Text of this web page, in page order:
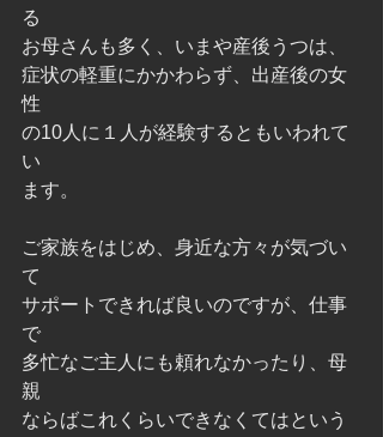
る
お母さんも多く、いまや産後うつは、
症状の軽重にかかわらず、出産後の女
性
の10人に１人が経験するともいわれて
い
ます。
ご家族をはじめ、身近な方々が気づい
て
サポートできれば良いのですが、仕事
で
多忙なご主人にも頼れなかったり、母
親
ならばこれくらいできなくてはという